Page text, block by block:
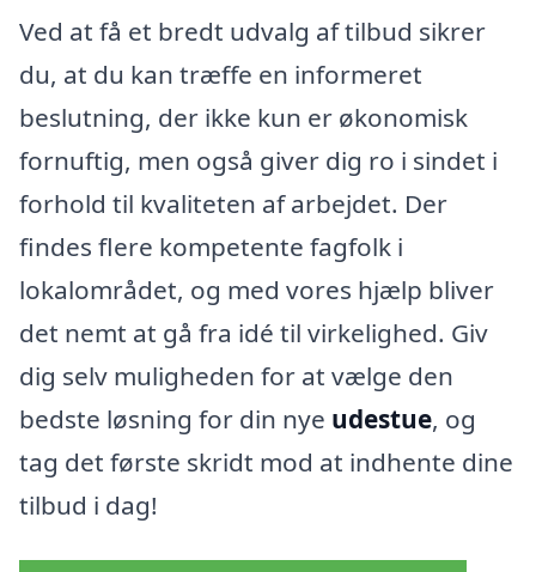
Ved at få et bredt udvalg af tilbud sikrer
du, at du kan træffe en informeret
beslutning, der ikke kun er økonomisk
fornuftig, men også giver dig ro i sindet i
forhold til kvaliteten af arbejdet. Der
findes flere kompetente fagfolk i
lokalområdet, og med vores hjælp bliver
det nemt at gå fra idé til virkelighed. Giv
dig selv muligheden for at vælge den
bedste løsning for din nye udestue, og
tag det første skridt mod at indhente dine
tilbud i dag!